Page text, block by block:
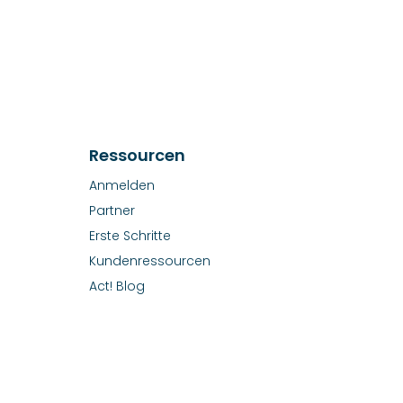
Ressourcen
Anmelden
Partner
Erste Schritte
Kundenressourcen
Act! Blog